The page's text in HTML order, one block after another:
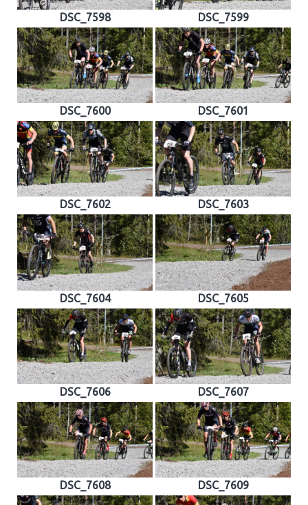
DSC_7598 DSC_7599
DSC_7600 DSC_7601
DSC_7602 DSC_7603
DSC_7604 DSC_7605
DSC_7606 DSC_7607
DSC_7608 DSC_7609